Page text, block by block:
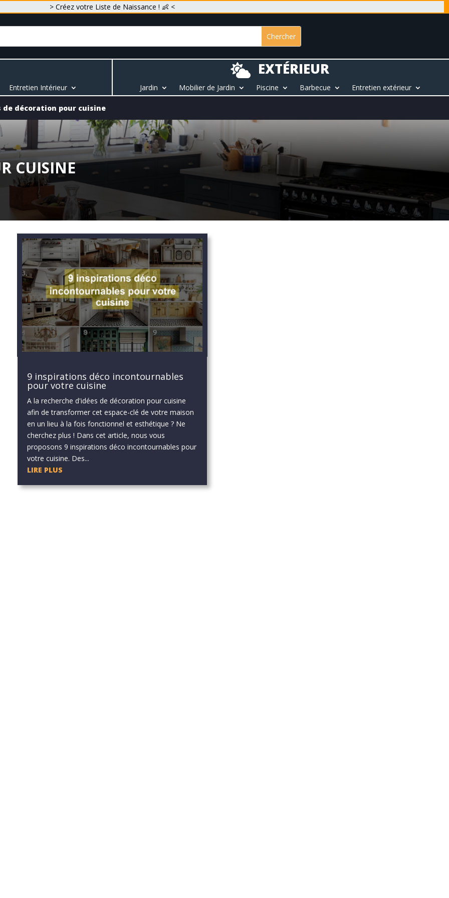
> Créez votre Liste de Naissance ! 👶 <
Entretien Intérieur
 EXTÉRIEUR
Jardin Mobilier de Jardin Piscine Barbecue Entretien extérieur
de décoration pour cuisine
CUISINE
9 inspirations déco incontournables
pour votre cuisine
A la recherche d'idées de décoration pour cuisine
afin de transformer cet espace-clé de votre maison
en un lieu à la fois fonctionnel et esthétique ? Ne
cherchez plus ! Dans cet article, nous vous
proposons 9 inspirations déco incontournables pour
votre cuisine. Des...
LIRE PLUS